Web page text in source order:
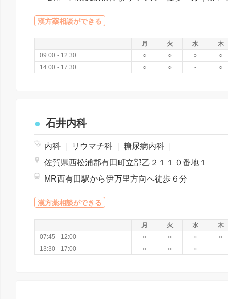
漢方薬相談ができる
月 火 水
木
09:00 - 12:30
○ ○ ○
○
14:00 - 17:30
○ ○ - ○
石井内科
内科 リウマチ科 糖尿病内科
佐賀県西松浦郡有田町立部乙２１１０番地１
MR西有田駅から伊万里方向へ徒歩６分
漢方薬相談ができる
月 火 水
木
07:45 - 12:00
○ ○ ○
○
13:30 - 17:00
○ ○ ○ -